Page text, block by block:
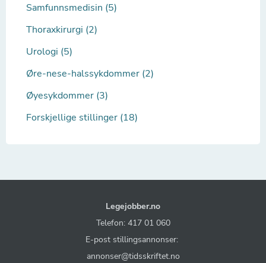
Samfunnsmedisin (5)
Thoraxkirurgi (2)
Urologi (5)
Øre-nese-halssykdommer (2)
Øyesykdommer (3)
Forskjellige stillinger (18)
Legejobber.no
Telefon: 417 01 060
E-post stillingsannonser:
annonser@tidsskriftet.no